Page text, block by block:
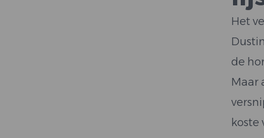
Het
de
Maar
koste